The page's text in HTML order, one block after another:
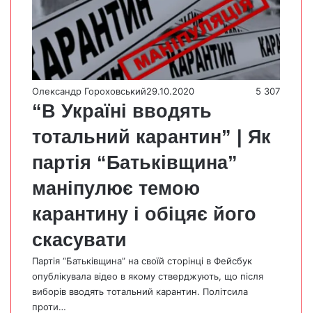
Олександр Гороховський29.10.2020 5 307
“В Україні вводять
тотальний карантин” | Як
партія “Батьківщина”
маніпулює темою
карантину і обіцяє його
скасувати
Партія “Батьківщина” на своїй сторінці в Фейсбук
опублікувала відео в якому стверджують, що після
виборів вводять тотальний карантин. Політсила
проти…